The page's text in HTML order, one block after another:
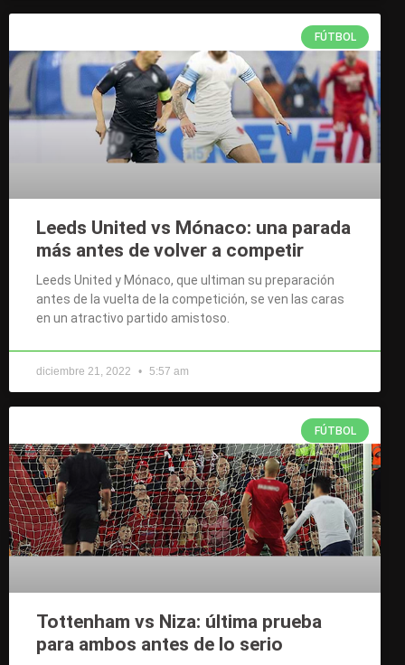
FÚTBOL
Leeds United vs Mónaco: una parada
más antes de volver a competir
Leeds United y Mónaco, que ultiman su preparación
antes de la vuelta de la competición, se ven las caras
en un atractivo partido amistoso.
diciembre 21, 2022 5:57 am
FÚTBOL
Tottenham vs Niza: última prueba
para ambos antes de lo serio